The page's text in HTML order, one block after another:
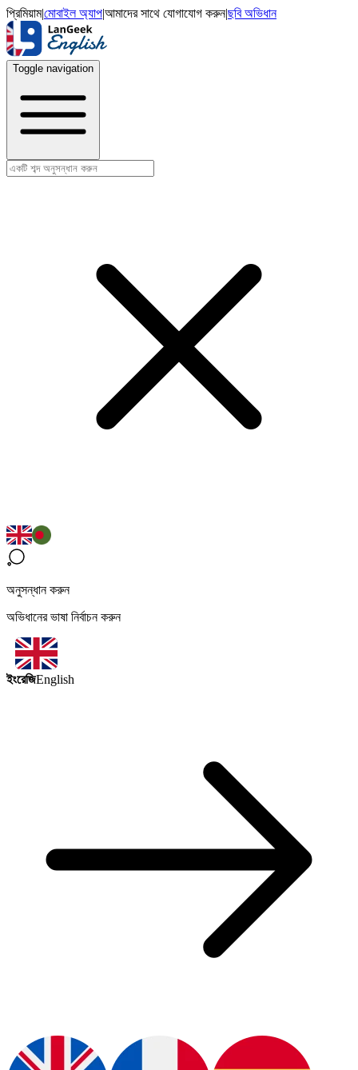
প্রিমিয়াম|মোবাইল অ্যাপ|আমাদের সাথে যোগাযোগ করুন|ছবি অভিধান
Toggle navigation
অনুসন্ধান করুন
অভিধানের ভাষা নির্বাচন করুন
ইংরেজিEnglish